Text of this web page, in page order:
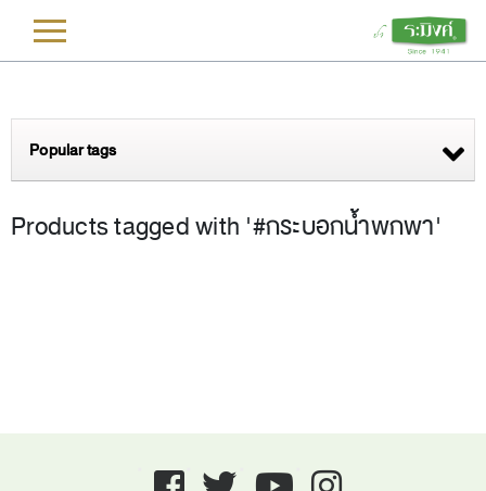
Popular tags
Products tagged with '#กระบอกน้ำพกพา'
Facebook twitter youtube instagram